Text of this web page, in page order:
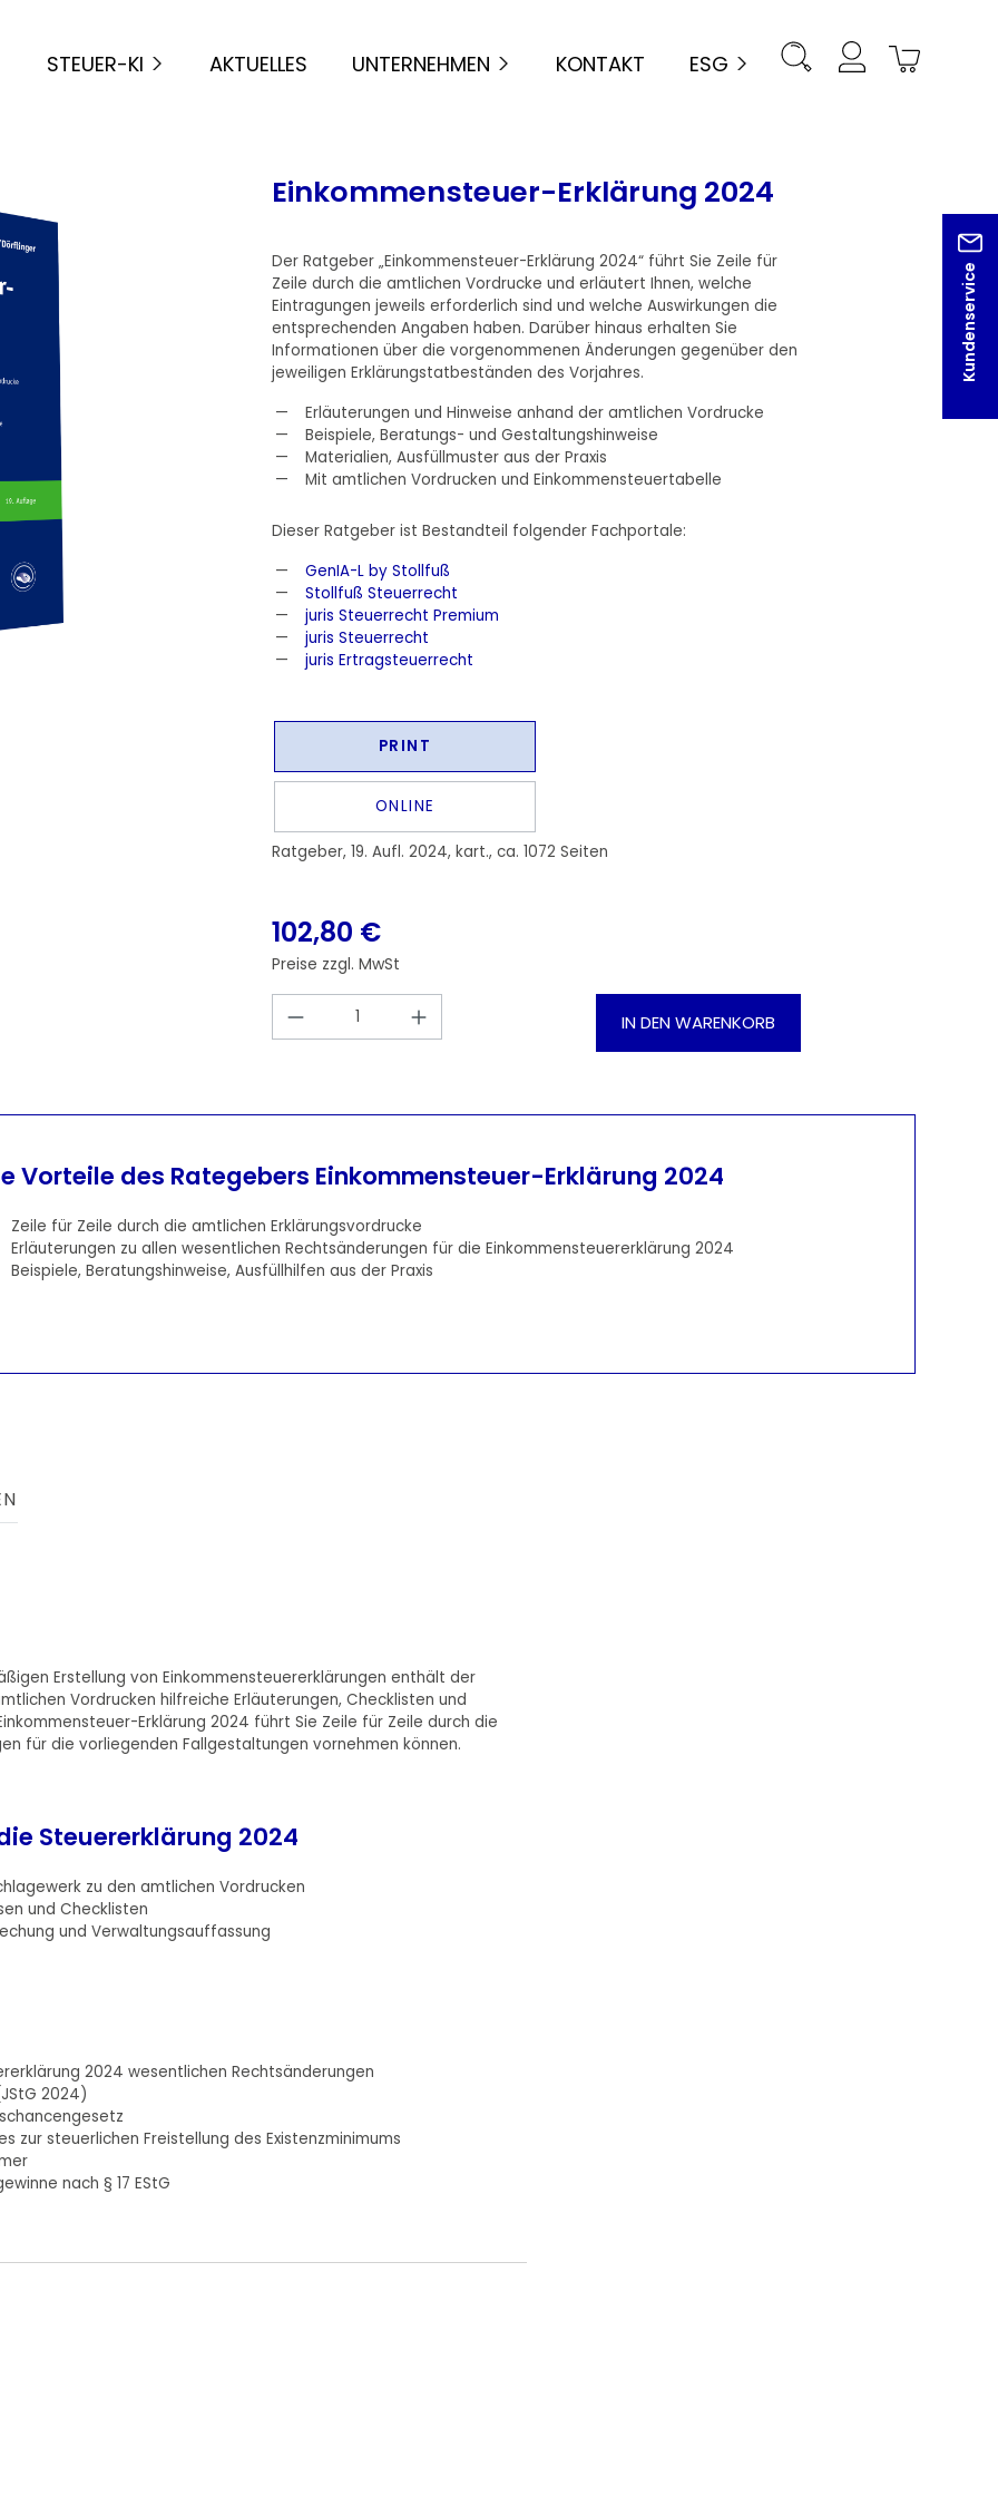
STEUER-KI AKTUELLES UNTERNEHMEN KONTAKT ESG
Kundenservice
Einkommensteuer-Erklärung 2024
Der Ratgeber „Einkommensteuer-Erklärung 2024“ führt Sie Zeile für
Zeile durch die amtlichen Vordrucke und erläutert Ihnen, welche
Eintragungen jeweils erforderlich sind und welche Auswirkungen die
entsprechenden Angaben haben. Darüber hinaus erhalten Sie
Informationen über die vorgenommenen Änderungen gegenüber den
jeweiligen Erklärungstatbeständen des Vorjahres.
Erläuterungen und Hinweise anhand der amtlichen Vordrucke
Beispiele, Beratungs- und Gestaltungshinweise
Materialien, Ausfüllmuster aus der Praxis
Mit amtlichen Vordrucken und Einkommensteuertabelle
Dieser Ratgeber ist Bestandteil folgender Fachportale:
GenIA-L by Stollfuß
Stollfuß Steuerrecht
juris Steuerrecht Premium
juris Steuerrecht
juris Ertragsteuerrecht
PRINT
ONLINE
Ratgeber, 19. Aufl. 2024, kart., ca. 1072 Seiten
102,80 €
Preise zzgl. MwSt
Produkt Anzahl: Gib den gewünschten Wert ein oder
IN DEN WARENKORB
Vorteile des Rategebers Einkommensteuer-Erklärung 2024
Zeile für Zeile durch die amtlichen Erklärungsvordrucke
Erläuterungen zu allen wesentlichen Rechtsänderungen für die Einkommensteuererklärung 2024
Beispiele, Beratungshinweise, Ausfüllhilfen aus der Praxis
Erstellung von Einkommensteuererklärungen enthält der
Vordrucken hilfreiche Erläuterungen, Checklisten und
Erklärung 2024 führt Sie Zeile für Zeile durch die
für die vorliegenden Fallgestaltungen vornehmen können.
Steuererklärung 2024
zu den amtlichen Vordrucken
und Checklisten
und Verwaltungsauffassung
2024 wesentlichen Rechtsänderungen
2024)
steuerlichen Freistellung des Existenzminimums
nach § 17 EStG